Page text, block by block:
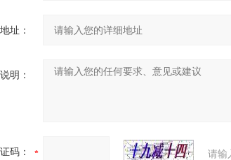
址：
明：
码： 请输